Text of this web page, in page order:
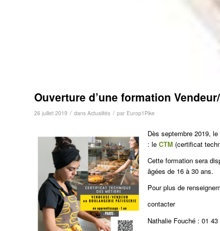
Ouverture d’une formation
26 juillet 2019 / dans Actualités / par Europ1Pike
Dès septembre 2019, le
: le CTM (certificat
Cette formation sera
âgées de 16 à 30 ans.
Pour plus de
contacter
Nathalie Fouché : 01